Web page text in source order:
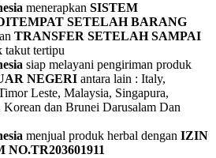
menerapkan SISTEM
SETELAH BARANG
TRANSFER SETELAH SAMPAI
takut tertipu
siap melayani pengiriman produk
NEGERI antara lain : Italy,
Leste, Malaysia, Singapura,
dan Brunei Darusalam Dan
menjual produk herbal dengan IZIN
NO.TR203601911